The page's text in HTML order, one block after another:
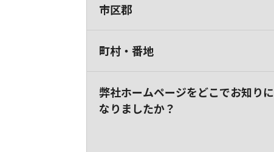
市区郡
町村・番地
弊社ホームページをどこでお知りに
なりましたか？